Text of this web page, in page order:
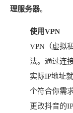
理服务器。
使用VPN
VPN（虚拟
法。通过连
实际IP地址
个符合你需
更改抖音的IP